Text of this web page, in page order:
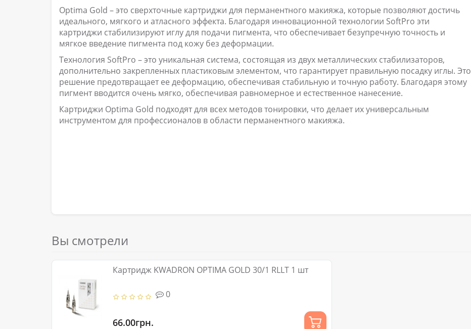
Optima Gold – это сверхточные картриджи для перманентного макияжа, которые позволяют достичь
идеального, мягкого и атласного эффекта. Благодаря инновационной технологии SoftPro эти
картриджи стабилизируют иглу для подачи пигмента, что обеспечивает безупречную точность и
мягкое введение пигмента под кожу без деформации.
Технология SoftPro – это уникальная система, состоящая из двух металлических стабилизаторов,
дополнительно закрепленных пластиковым элементом, что гарантирует правильную посадку иглы. Это
решение предотвращает ее деформацию, обеспечивая стабильную и точную работу. Благодаря этому
пигмент вводится очень мягко, обеспечивая равномерное и естественное нанесение.
Картриджи Optima Gold подходят для всех методов тонировки, что делает их универсальным
инструментом для профессионалов в области перманентного макияжа.
Вы смотрели
Картридж KWADRON OPTIMA GOLD 30/1 RLLT 1 шт
0
66.00грн.